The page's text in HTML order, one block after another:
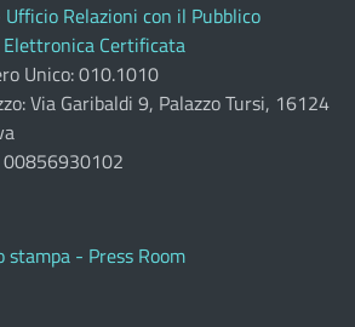
Ufficio Relazioni con il Pubblico
Elettronica Certificata
Unico: 010.1010
Via Garibaldi 9, Palazzo Tursi, 16124
00856930102
stampa - Press Room